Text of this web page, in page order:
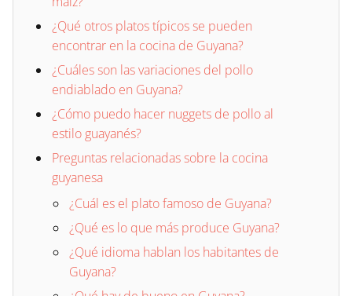
¿Qué otros platos típicos se pueden
encontrar en la cocina de Guyana?
¿Cuáles son las variaciones del pollo
endiablado en Guyana?
¿Cómo puedo hacer nuggets de pollo al
estilo guayanés?
Preguntas relacionadas sobre la cocina
guyanesa
¿Cuál es el plato famoso de Guyana?
¿Qué es lo que más produce Guyana?
¿Qué idioma hablan los habitantes de
Guyana?